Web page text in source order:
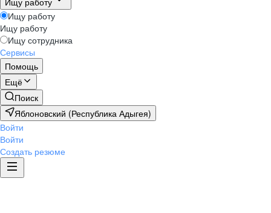
Ищу работу
Ищу работу
Ищу сотрудника
Сервисы
Помощь
Ещё
Поиск
Яблоновский (Республика Адыгея)
Войти
Войти
Создать резюме